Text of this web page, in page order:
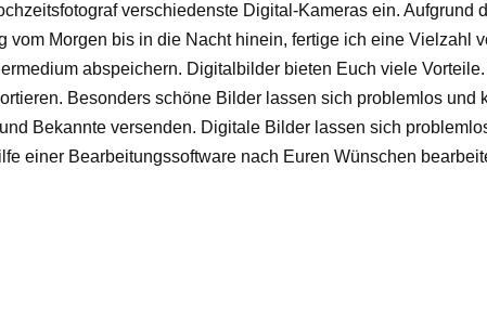
verschiedenste Digital-Kameras ein.
vom Morgen bis in die Nacht hinein, fertige ich eine
abspeichern. Digitalbilder bieten Euch viele
Besonders schöne Bilder lassen sich problemlos
Bekannte versenden. Digitale Bilder lassen sich
einer Bearbeitungssoftware nach Euren Wünschen